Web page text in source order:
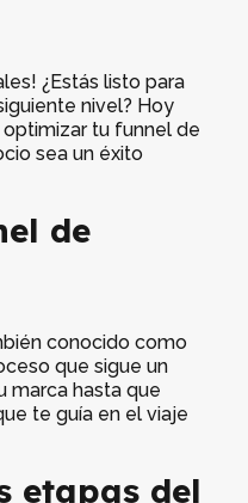
¿Estás listo para
nivel? Hoy
tu funnel de
sea un éxito
de
conocido como
que sigue un
marca hasta que
te guía en el viaje
etapas del